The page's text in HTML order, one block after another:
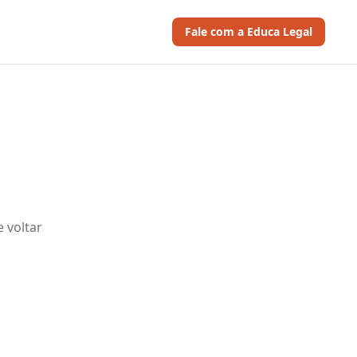
Fale com a Educa Legal
voltar